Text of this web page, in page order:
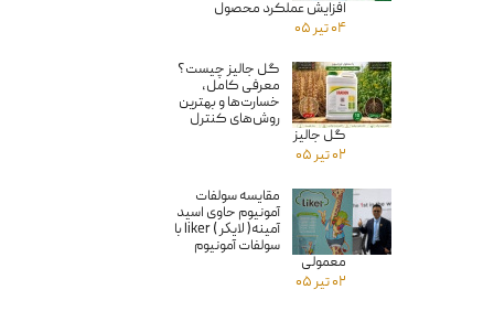
افزایش عملکرد محصول
۰۴ تیر ۰۵
گل جالیز چیست؟
معرفی کامل،
خسارت‌ها و بهترین
روش‌های کنترل
گل جالیز
۰۲ تیر ۰۵
مقایسه سولفات
آمونیوم حاوی اسید
آمینه( لايكر ) liker با
سولفات آمونیوم
معمولى
۰۲ تیر ۰۵